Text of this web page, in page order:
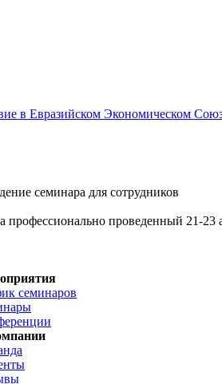
в Евразийском Экономическом
семинара для сотрудников
проведенный 21-23
семинаров